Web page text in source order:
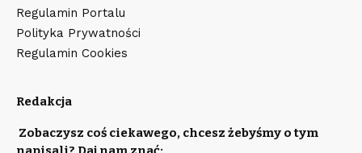
Regulamin Portalu
Polityka Prywatności
Regulamin Cookies
Redakcja
Zobaczysz coś ciekawego, chcesz żebyśmy o tym